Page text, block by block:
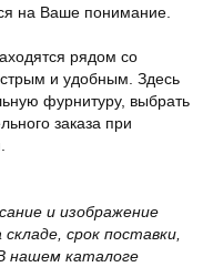
на Ваше понимание.
рядом со
и удобным. Здесь
фурнитуру, выбрать
заказа при
и изображение
срок поставки,
нашем каталоге